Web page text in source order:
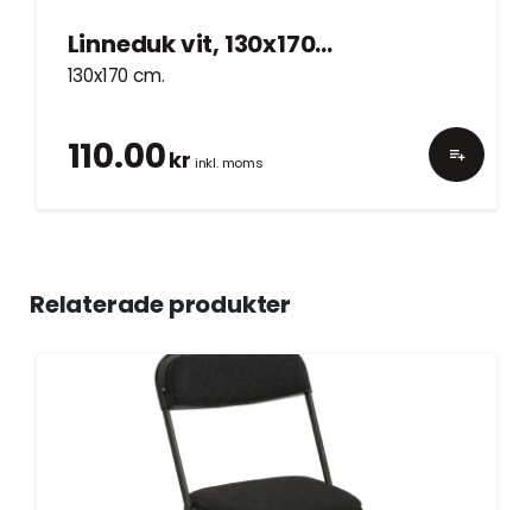
Linneduk vit, 130x170cm
130x170 cm.
110.00kr inkl. moms
Relaterade produkter